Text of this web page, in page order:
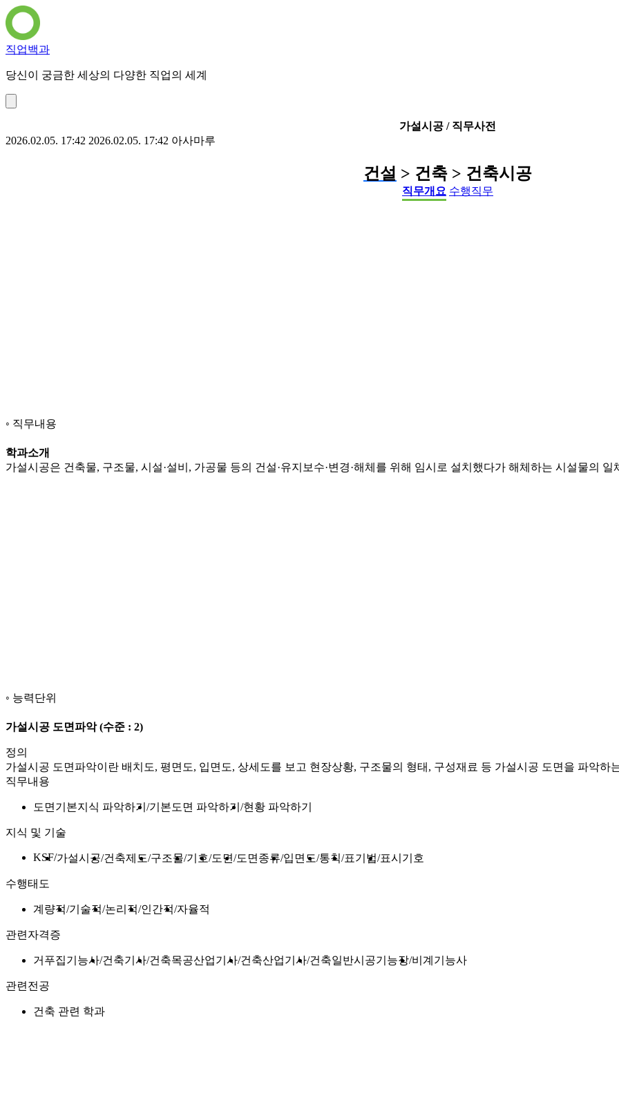
직업백과
당신이 궁금한 세상의 다양한 직업의 세계
가설시공 / 직무사전
2026.02.05. 17:42 2026.02.05. 17:42 아사마루
건설 > 건축 > 건축시공
직무개요 수행직무
직무내용
학과소개
가설시공은 건축물, 구조물, 시설·설비, 가공물 등의 건설·유지보수·변경·해체를 위해 임시로 설치했다가 해체하는 시설물의
능력단위
가설시공 도면파악(수준 : 2)
정의
가설시공 도면파악이란 배치도, 평면도, 입면도, 상세도를 보고 현장상황, 구조물의 형태, 구성재료 등 가설시공 도면을 파악하
직무내용
도면기본지식 파악하기 기본도면 파악하기 현황 파악하기
지식 및 기술
KSF 가설시공 건축제도 구조물 기호 도면 도면종류 입면도 통칙 표기법 표시기호
수행태도
계량적 기술적 논리적 인간적 자율적
관련자격증
거푸집기능사 건축기사 건축목공산업기사 건축산업기사 건축일반시공기능장 비계기능사
관련전공
건축 관련 학과